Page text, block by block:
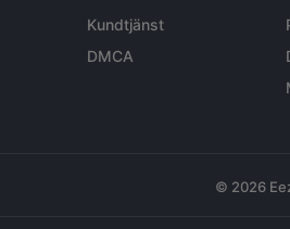
Kundtjänst
DMCA
© 2026